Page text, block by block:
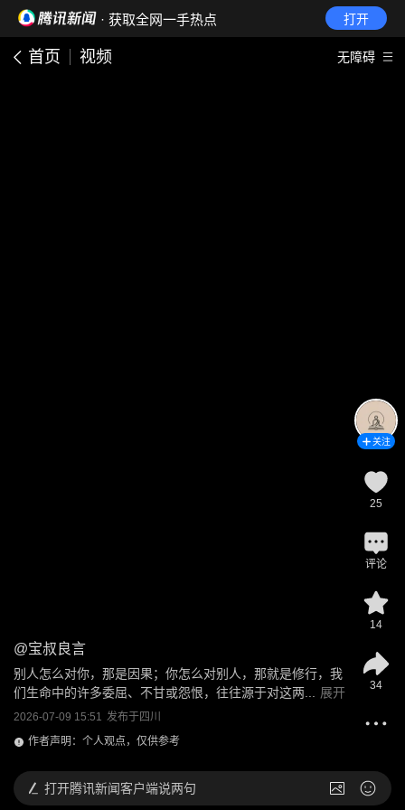
· 获取全网一手热点 打开
首页 视频 无障碍
@宝叔良言
别人怎么对你，那是因果；你怎么对别人，那就是修行，我
们生命中的许多委屈、不甘或怨恨，往往源于对这两...
展开
2026-07-09 15:51 发布于四川
作者声明：个人观点，仅供参考
关注
25
评论
14
34
打开腾讯新闻客户端说两句